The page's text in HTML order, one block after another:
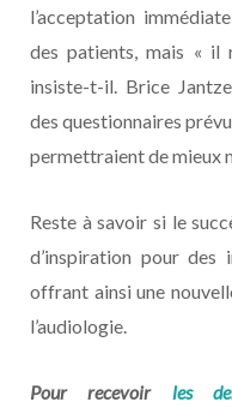
l’acceptation
des patients, mais « il
insiste-t-il. Brice
des questionnaires
permettraient de mieux
Reste à savoir si le
d’inspiration pour des
offrant ainsi une
l’audiologie.
Pour recevoir les